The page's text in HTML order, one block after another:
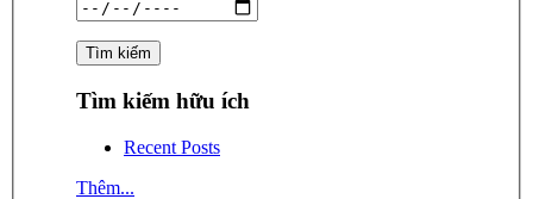
Tìm kiếm hữu ích
Recent Posts
Thêm...